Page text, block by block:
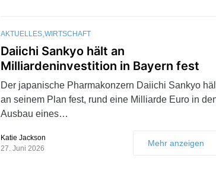
AKTUELLES WIRTSCHAFT
Daiichi Sankyo hält an
Milliardeninvestition in Bayern fest
Der japanische Pharmakonzern Daiichi Sankyo
an seinem Plan fest, rund eine Milliarde Euro in
Ausbau eines…
Katie Jackson
27. Juni 2026
Mehr anzeigen